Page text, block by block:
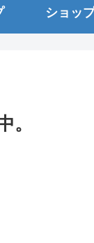
ショッ
。